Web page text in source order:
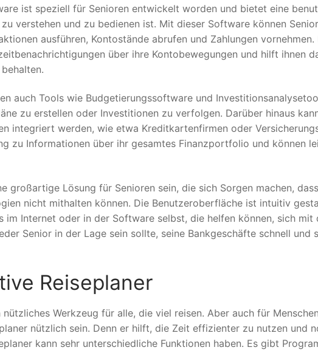
ist speziell für Senioren entwickelt worden und bietet eine
verstehen und zu bedienen ist. Mit dieser Software können
ausführen, Kontostände abrufen und Zahlungen
über ihre Kontobewegungen und hilft ihnen
auch Tools wie Budgetierungssoftware und
zu erstellen oder Investitionen zu verfolgen. Darüber hinaus
integriert werden, wie etwa Kreditkartenfirmen oder
zu Informationen über ihr gesamtes Finanzportfolio und können
großartige Lösung für Senioren sein, die sich Sorgen machen,
nicht mithalten können. Die Benutzeroberfläche ist intuitiv
im Internet oder in der Software selbst, die helfen können, sich
Senior in der Lage sein sollte, seine Bankgeschäfte schnell und
Reiseplaner
nützliches Werkzeug für alle, die viel reisen. Aber auch für
nützlich sein. Denn er hilft, die Zeit effizienter zu nutzen und
kann sehr unterschiedliche Funktionen haben. Es gibt